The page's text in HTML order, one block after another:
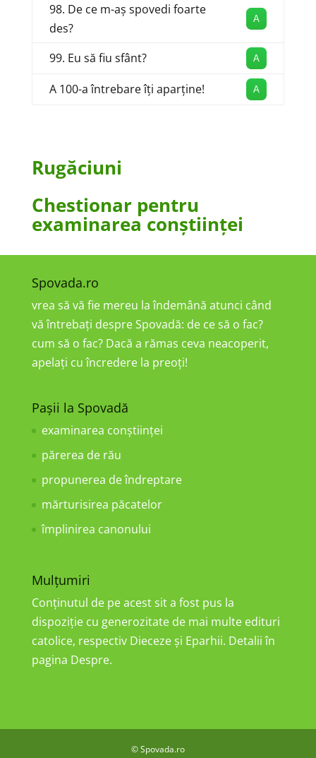
98. De ce m-aș spovedi foarte
des?
A
99. Eu să fiu sfânt? A
A 100-a întrebare îți aparține! A
Rugăciuni
Chestionar pentru
examinarea conştiinţei
Spovada.ro
vrea să vă fie mereu la îndemână atunci când
vă întrebați despre Spovadă: de ce să o fac?
cum să o fac? Dacă a rămas ceva neacoperit,
apelați cu încredere la preoți!
Pașii la Spovadă
examinarea conştiinţei
părerea de rău
propunerea de îndreptare
mărturisirea păcatelor
împlinirea canonului
Mulțumiri
Conținutul de pe acest sit a fost pus la
dispoziție cu generozitate de mai multe edituri
catolice, respectiv Dieceze și Eparhii. Detalii în
pagina Despre.
© Spovada.ro